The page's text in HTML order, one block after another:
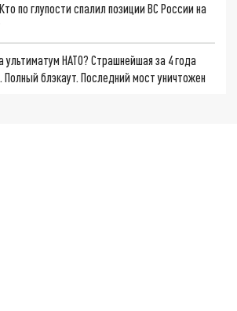
по глупости спалил позиции ВС России на
ультиматум НАТО? Страшнейшая за 4 года
Полный блэкаут. Последний мост уничтожен